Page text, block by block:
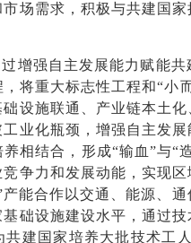
场需求，积极与共建国
增强自主发展能力赋能
将重大标志性工程和“小
设施联通、产业链本土
业化瓶颈，增强自主发
相结合，形成“输血”与“
争力和发展动能，实现
能合作以交通、能源、
础设施建设水平，通过
共建国家培养大批技术工